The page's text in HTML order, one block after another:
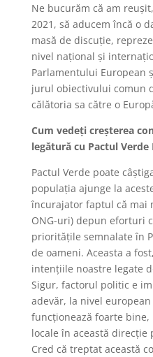
Ne bucurăm că am
2021, să aducem încă o
masă de discuție,
nivel național și
Parlamentului European
jurul obiectivului comun
călătoria sa către o
Cum vedeți creșterea
legătură cu Pactul Verde
Pactul Verde poate
populația ajunge la
încurajator faptul că mai
ONG-uri) depun eforturi
prioritățile semnalate în
de oameni. Aceasta a
intențiile noastre legate
Sigur, factorul politic e
adevăr, la nivel
funcționează foarte
locale în această
Cred că treptat această